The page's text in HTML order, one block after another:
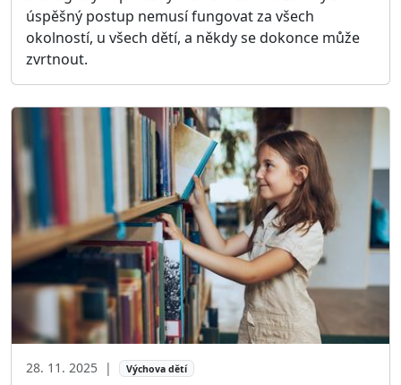
úspěšný postup nemusí fungovat za všech
okolností, u všech dětí, a někdy se dokonce může
zvrtnout.
28. 11. 2025 | Výchova dětí